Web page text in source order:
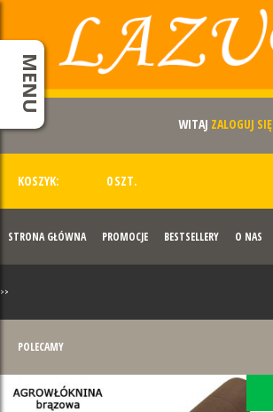
WITAJ ZALOGUJ SIĘ
KOSZYK: 0 SZT.
STRONA GŁÓWNA PROMOCJE BESTSELLERY O NAS
MENU
>>
POLECAMY